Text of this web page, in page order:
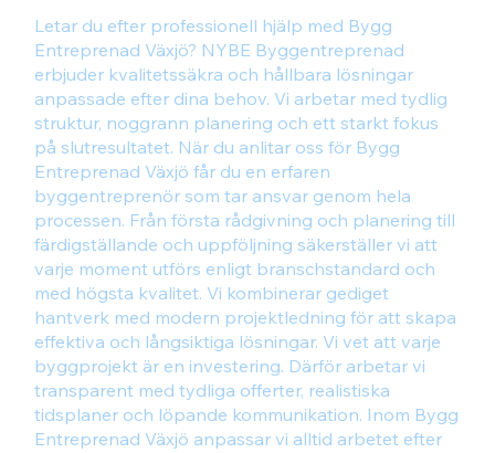
Letar du efter professionell hjälp med Bygg
Entreprenad Växjö? NYBE Byggentreprenad
erbjuder kvalitetssäkra och hållbara lösningar
anpassade efter dina behov. Vi arbetar med tydlig
struktur, noggrann planering och ett starkt fokus
på slutresultatet. När du anlitar oss för Bygg
Entreprenad Växjö får du en erfaren
byggentreprenör som tar ansvar genom hela
processen. Från första rådgivning och planering till
färdigställande och uppföljning säkerställer vi att
varje moment utförs enligt branschstandard och
med högsta kvalitet. Vi kombinerar gediget
hantverk med modern projektledning för att skapa
effektiva och långsiktiga lösningar. Vi vet att varje
byggprojekt är en investering. Därför arbetar vi
transparent med tydliga offerter, realistiska
tidsplaner och löpande kommunikation. Inom Bygg
Entreprenad Växjö anpassar vi alltid arbetet efter